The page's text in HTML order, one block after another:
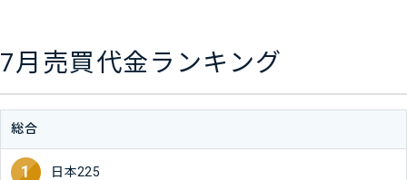
7月売買代金ランキング
総合
日本225